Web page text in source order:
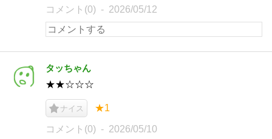
コメント(0) 2026/05/12
タッちゃん
★★☆☆☆
ナイス ★1
コメント(0) 2026/05/10